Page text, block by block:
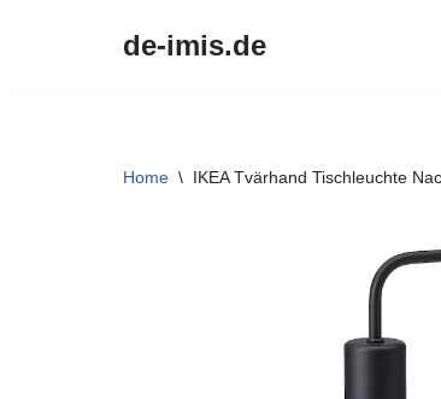
de-imis.de
Home \ IKEA Tvärhand Tischleuchte